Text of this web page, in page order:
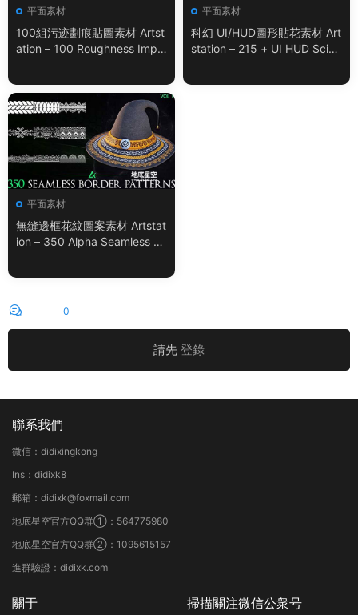
平面素材
100組污迹劃痕貼圖素材 Artst
ation – 100 Roughness Impe
平面素材
科幻 UI/HUD圖形貼花素材 Art
station – 215 + UI HUD SciFi
平面素材
無縫邊框花紋圖案素材 Artstat
ion – 350 Alpha Seamless Bo
0
請先 登錄
聯系我們
微信：didixingkong
Ins：didixk8
郵箱：didixk@foxmail.com
地底星空官方QQ群①：564775980
地底星空官方QQ群②：1095615157
進群驗證：didixk.com
關于 掃描關注微信公衆号